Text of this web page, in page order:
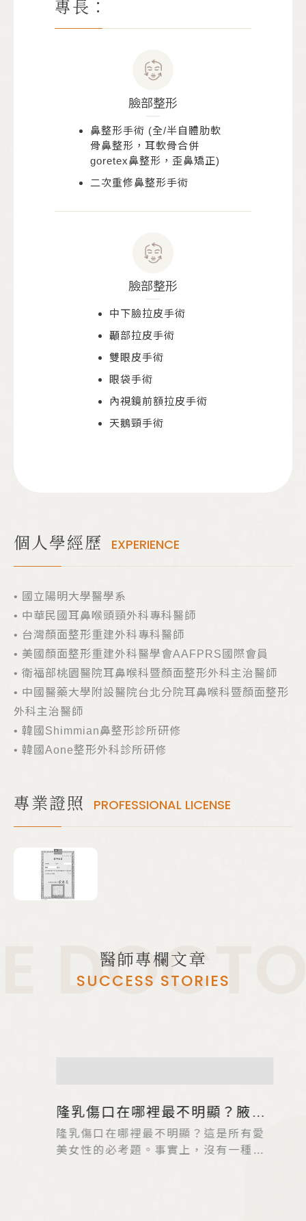
專長：
臉部整形
鼻整形手術 (全/半自體肋軟
骨鼻整形，耳軟骨合併
goretex鼻整形，歪鼻矯正)
二次重修鼻整形手術
臉部整形
中下臉拉皮手術
顳部拉皮手術
雙眼皮手術
眼袋手術
內視鏡前額拉皮手術
天鵝頸手術
個人學經歷 EXPERIENCE
​• 國立陽明大學醫學系
​• 中華民國耳鼻喉頭頸外科專科醫師
​• 台灣顏面整形重建外科專科醫師
​• 美國顏面整形重建外科醫學會AAFPRS國際會員
​• 衛福部桃園醫院耳鼻喉科暨顏面整形外科主治醫師
​• 中國醫藥大學附設醫院台北分院耳鼻喉科暨顏面整形
外科主治醫師
​• 韓國Shimmian鼻整形診所研修
​• 韓國Aone整形外科診所研修
專業證照 PROFESSIONAL LICENSE
醫師專欄文章
SUCCESS STORIES
隆乳傷口在哪裡最不明顯？腋
下、乳暈、胸下疤痕實測比較
隆乳傷口在哪裡最不明顯？這是所有愛
美女性的必考題。事實上，沒有一種手